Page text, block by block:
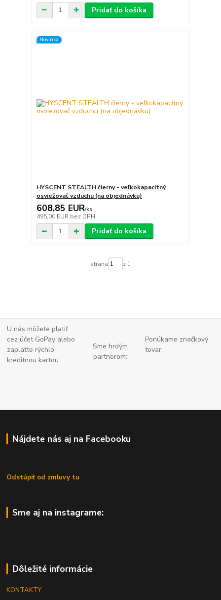
Pridať do košíka
Novinka
HYSCENT STEALTH čierny - veľkokapacitný
osviežovač vzduchu (na objednávku)
608,85 EUR/ks
495,00 EUR bez DPH
Pridať do košíka
strana z 1
U nás môžete platiť
cez účet GoPay alebo
zaplaťte rýchlo
kreditnou kartou.
Sme hrdým
partnerom:
Ponúkame značkový
tovar:
Nájdete nás aj na Facebooku
Odstúpiť od zmluvy tu
Sme aj na instagrame:
Dôležité informácie
KONTAKTY